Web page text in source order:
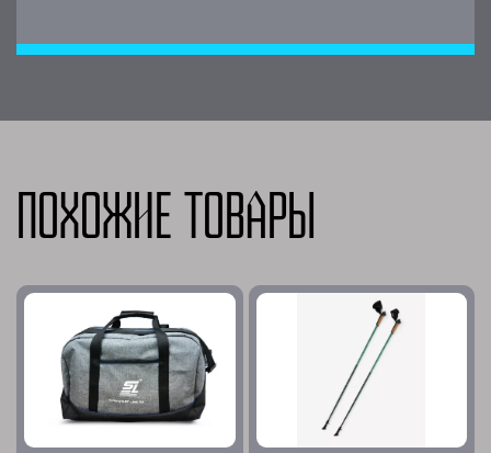
Похожие товары